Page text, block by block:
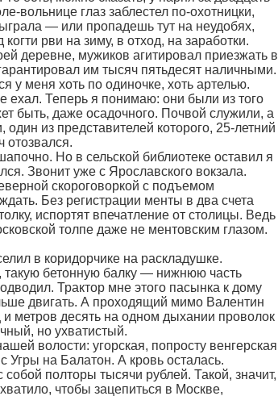
вольнице глаз заблестел по-охотницки,
— или пропадешь тут на неудобях,
рви на зиму, в отход, на заработки.
деревне, мужиков агитировал приезжать в
им тысяч пятьдесят наличными.
у меня хоть по одиночке, хоть артелью.
ехал. Теперь я понимаю: они были из того
быть, даже осадочного. Почвой служили, а
из представителей которого, 25-летний
отозвался.
Но в сельской библиотеке оставил я
Звонит уже с Ярославского вокзала.
скороговоркой с подъемом
Без регистрации менты в два счета
испортят впечатление от столицы. Ведь
толпе даже не ментовским глазом.
в коридорчике на раскладушке.
бетонную балку — нижнюю часть
Трактор мне этого пасынка к дому
двигать. А проходящий мимо Валентин
и метров десять на одном дыхании проволок
но ухватистый.
волости: угорская, попросту венгерская
Угры на Балатон. А кровь осталась.
полторы тысячи рублей. Такой, значит,
чтобы зацепиться в Москве,